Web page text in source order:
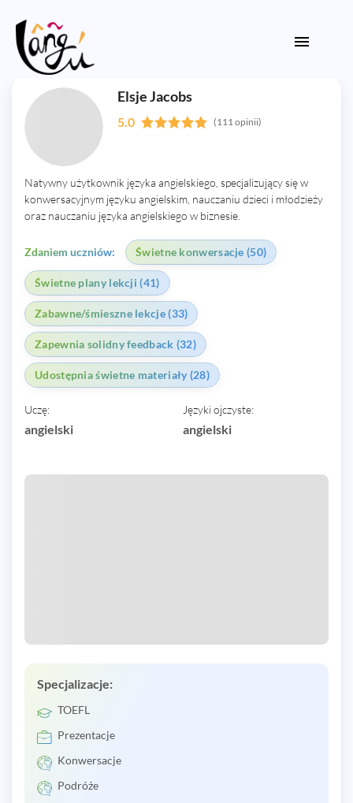
Elsje Jacobs
5.0 (111 opinii)
Natywny użytkownik języka angielskiego, specjalizujący się w
konwersacyjnym języku angielskim, nauczaniu dzieci i młodzieży
oraz nauczaniu języka angielskiego w biznesie.
Zdaniem uczniów: Świetne konwersacje (50)
Świetne plany lekcji (41)
Zabawne/śmieszne lekcje (33)
Zapewnia solidny feedback (32)
Udostępnia świetne materiały (28)
Uczę:
angielski
Języki ojczyste:
angielski
Specjalizacje:
TOEFL
Prezentacje
Konwersacje
Podróże